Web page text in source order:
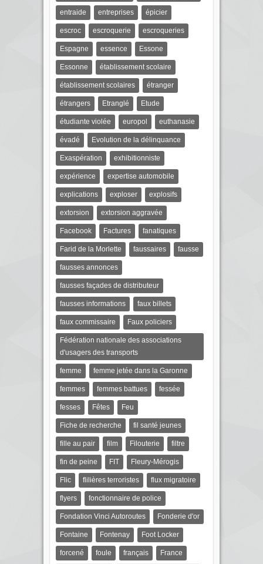
entraide entreprises épicier
escroc escroquerie escroqueries
Espagne essence Essone
Essonne établissement scolaire
établissement scolaires étranger
étrangers Etranglé Etude
étudiante violée europol euthanasie
évadé Evolution de la délinquance
Exaspération exhibitionniste
expérience expertise automobile
explications exploser explosifs
extorsion extorsion aggravée
Facebook Factures fanatiques
Farid de la Morlette faussaires fausse
fausses annonces
fausses façades de distributeur
fausses informations faux billets
faux commissaire Faux policiers
Fédération nationale des associations
d'usagers des transports
femme femme jetée dans la Garonne
femmes femmes battues fessée
fesses Fêtes Feu
Fiche de recherche fil santé jeunes
fille au pair film Filouterie filtre
fin de peine FIT Fleury-Mérogis
Flic flilières terroristes flux migratoire
flyers fonctionnaire de police
Fondation Vinci Autoroutes Fonderie d'or
Fontaine Fontenay Foot Locker
forcené foule français France